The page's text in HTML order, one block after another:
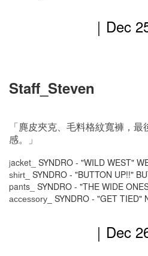
｜Dec
Staff_Steven
「麂皮夾克、毛料格紋寬褲，
感。」
jacket_ SYNDRO - "WILD WEST"
shirt_ SYNDRO - "BUTTON UP!!"
pants_ SYNDRO - "THE WIDE
accessory_ SYNDRO - "GET TIED"
｜ Dec